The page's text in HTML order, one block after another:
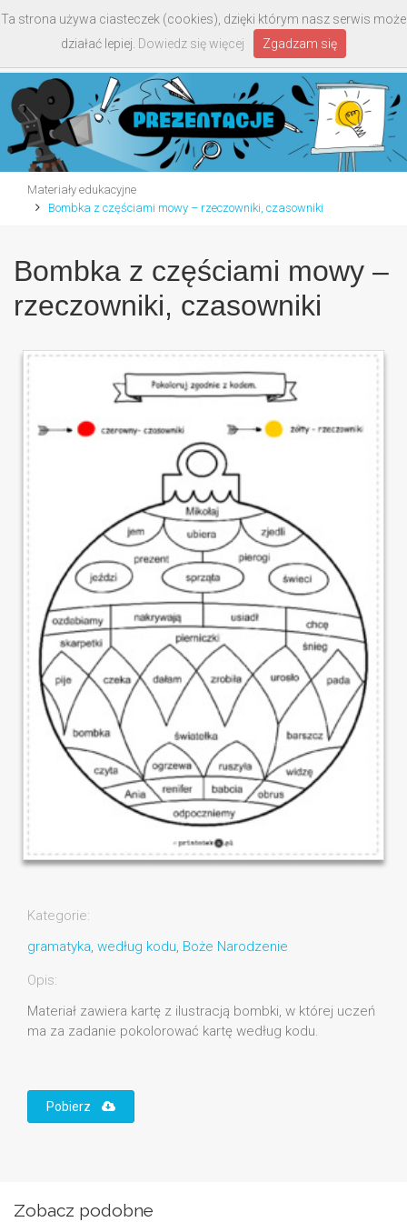
Materiały edukacyjne
Bombka z częściami mowy – rzeczowniki, czasowniki
Bombka z częściami mowy –
rzeczowniki, czasowniki
Kategorie:
gramatyka, według kodu, Boże Narodzenie
Opis:
Materiał zawiera kartę z ilustracją bombki, w której uczeń
ma za zadanie pokolorować kartę według kodu.
Pobierz
Zobacz podobne
Ta strona używa ciasteczek (cookies), dzięki którym nasz serwis może
działać lepiej. Dowiedz się więcej Zgadzam się